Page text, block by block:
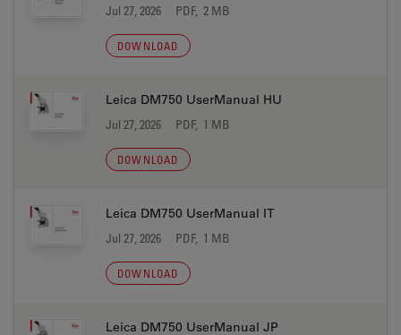
Jul 27, 2026 PDF, 2 MB
DOWNLOAD
Leica DM750 UserManual HU
Jul 27, 2026 PDF, 1 MB
DOWNLOAD
Leica DM750 UserManual IT
Jul 27, 2026 PDF, 1 MB
DOWNLOAD
Leica DM750 UserManual JP